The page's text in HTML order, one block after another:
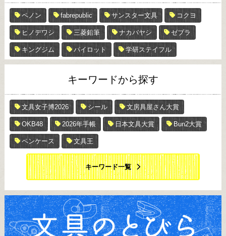
ペノン fabrepublic サンスター文具 コクヨ
ヒノデワシ 三菱鉛筆 ナカバヤシ ゼブラ
キングジム パイロット 学研ステイフル
キーワードから探す
文具女子博2026 シール 文房具屋さん大賞
OKB48 2026年手帳 日本文具大賞 Bun2大賞
ペンケース 文具王
キーワード一覧